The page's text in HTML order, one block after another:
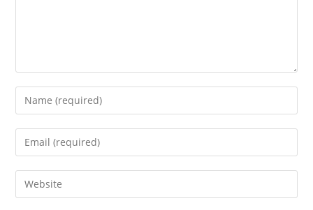
Enter
your
name
comment
Enter
your
email
address
Enter
your